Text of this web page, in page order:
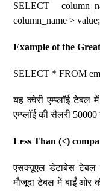
SELECT
column_name > value;
Example of the
SELECT * FROM
यह क्वेरी एम्प्लॉई टेबल
एम्प्लॉई की सैलरी
Less Than (<)
एसक्यूएल डेटाबेस
मौजूदा टेबल में बाईं ओर